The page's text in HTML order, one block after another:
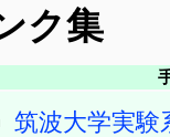
ク集
筑波大学実験